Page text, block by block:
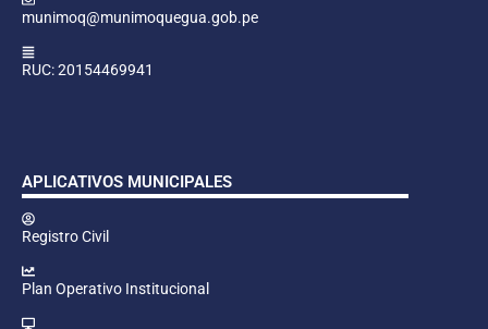
munimoq@munimoquegua.gob.pe
RUC: 20154469941
APLICATIVOS MUNICIPALES
Registro Civil
Plan Operativo Institucional